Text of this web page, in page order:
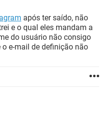
GMAIL
EXCEL
após ter saído, não
e o qual eles mandam a
do usuário não consigo
o e-mail de definição não